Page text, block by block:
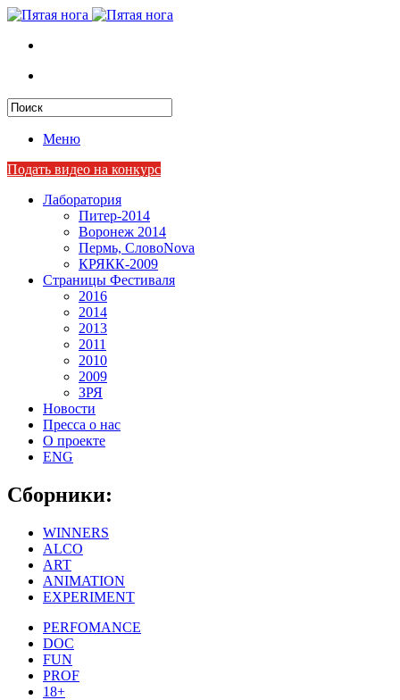
Меню
Подать видео на конкурс
Лаборатория
Питер-2014
Воронеж 2014
Пермь, СловоNova
КРЯКК-2009
Страницы Фестиваля
2016
2014
2013
2011
2010
2009
ЗРЯ
Новости
Пресса о нас
О проекте
ENG
Сборники:
WINNERS
ALCO
ART
ANIMATION
EXPERIMENT
PERFOMANCE
DOC
FUN
PROF
18+